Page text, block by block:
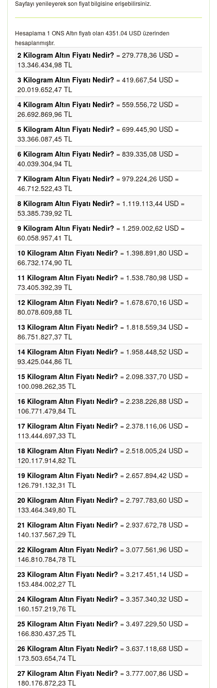
Sayfayı yenileyerek son fiyat bilgisine erişebilirsiniz.
Hesaplama 1 ONS Altın fiyatı olan 4351.04 USD üzerinden
hesaplanmıştır.
2 Kilogram Altın Fiyatı Nedir? = 279.778,36 USD =
13.346.434,98 TL
3 Kilogram Altın Fiyatı Nedir? = 419.667,54 USD =
20.019.652,47 TL
4 Kilogram Altın Fiyatı Nedir? = 559.556,72 USD =
26.692.869,96 TL
5 Kilogram Altın Fiyatı Nedir? = 699.445,90 USD =
33.366.087,45 TL
6 Kilogram Altın Fiyatı Nedir? = 839.335,08 USD =
40.039.304,94 TL
7 Kilogram Altın Fiyatı Nedir? = 979.224,26 USD =
46.712.522,43 TL
8 Kilogram Altın Fiyatı Nedir? = 1.119.113,44 USD =
53.385.739,92 TL
9 Kilogram Altın Fiyatı Nedir? = 1.259.002,62 USD =
60.058.957,41 TL
10 Kilogram Altın Fiyatı Nedir? = 1.398.891,80 USD =
66.732.174,90 TL
11 Kilogram Altın Fiyatı Nedir? = 1.538.780,98 USD =
73.405.392,39 TL
12 Kilogram Altın Fiyatı Nedir? = 1.678.670,16 USD =
80.078.609,88 TL
13 Kilogram Altın Fiyatı Nedir? = 1.818.559,34 USD =
86.751.827,37 TL
14 Kilogram Altın Fiyatı Nedir? = 1.958.448,52 USD =
93.425.044,86 TL
15 Kilogram Altın Fiyatı Nedir? = 2.098.337,70 USD =
100.098.262,35 TL
16 Kilogram Altın Fiyatı Nedir? = 2.238.226,88 USD =
106.771.479,84 TL
17 Kilogram Altın Fiyatı Nedir? = 2.378.116,06 USD =
113.444.697,33 TL
18 Kilogram Altın Fiyatı Nedir? = 2.518.005,24 USD =
120.117.914,82 TL
19 Kilogram Altın Fiyatı Nedir? = 2.657.894,42 USD =
126.791.132,31 TL
20 Kilogram Altın Fiyatı Nedir? = 2.797.783,60 USD =
133.464.349,80 TL
21 Kilogram Altın Fiyatı Nedir? = 2.937.672,78 USD =
140.137.567,29 TL
22 Kilogram Altın Fiyatı Nedir? = 3.077.561,96 USD =
146.810.784,78 TL
23 Kilogram Altın Fiyatı Nedir? = 3.217.451,14 USD =
153.484.002,27 TL
24 Kilogram Altın Fiyatı Nedir? = 3.357.340,32 USD =
160.157.219,76 TL
25 Kilogram Altın Fiyatı Nedir? = 3.497.229,50 USD =
166.830.437,25 TL
26 Kilogram Altın Fiyatı Nedir? = 3.637.118,68 USD =
173.503.654,74 TL
27 Kilogram Altın Fiyatı Nedir? = 3.777.007,86 USD =
180.176.872,23 TL